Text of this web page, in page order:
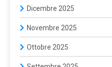
Dicembre 2025
Novembre 2025
Ottobre 2025